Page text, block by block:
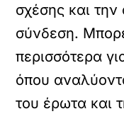
σχέσης και
σύνδεση.
περισσότερα
όπου
του έρωτα και